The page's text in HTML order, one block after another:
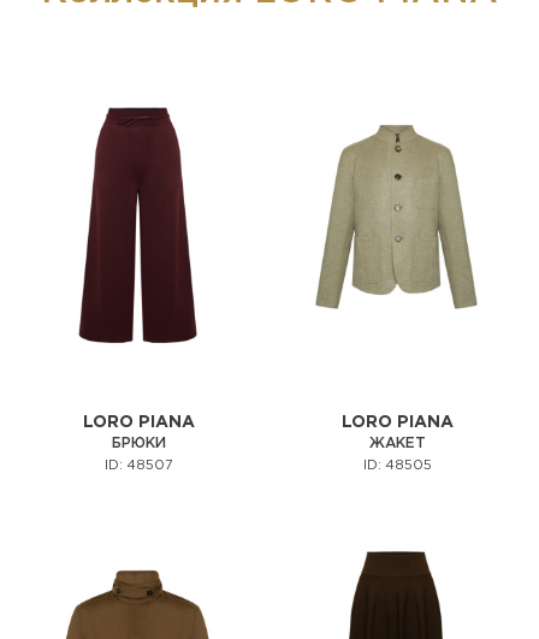
LORO PIANA
БРЮКИ
ID: 48507
LORO PIANA
ЖАКЕТ
ID: 48505